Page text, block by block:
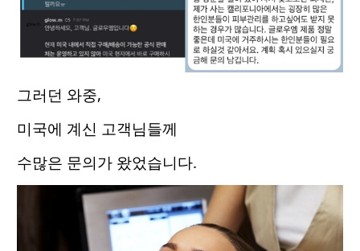
그러던 와중,
미국에 계신 고객님들께
수많은 문의가 왔었습니다.